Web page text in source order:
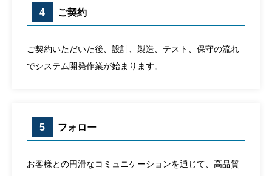
4 ご契約
ご契約いただいた後、設計、製造、テスト、保守の流れ
でシステム開発作業が始まります。
5 フォロー
お客様との円滑なコミュニケーションを通じて、高品質